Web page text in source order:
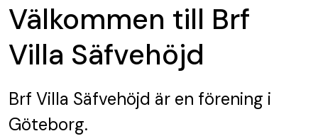
Välkommen till Brf
Villa Säfvehöjd
Brf Villa Säfvehöjd är en förening i
Göteborg.